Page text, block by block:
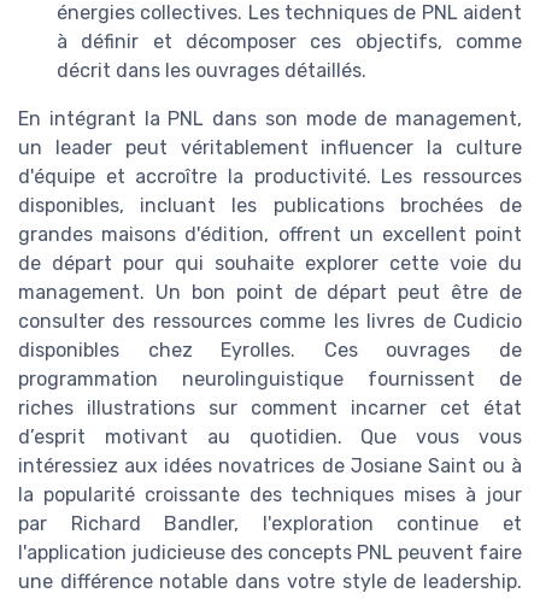
énergies collectives. Les techniques de PNL aident
à définir et décomposer ces objectifs, comme
décrit dans les ouvrages détaillés.
En intégrant la PNL dans son mode de management,
un leader peut véritablement influencer la culture
d'équipe et accroître la productivité. Les ressources
disponibles, incluant les publications brochées de
grandes maisons d'édition, offrent un excellent point
de départ pour qui souhaite explorer cette voie du
management. Un bon point de départ peut être de
consulter des ressources comme les livres de Cudicio
disponibles chez Eyrolles. Ces ouvrages de
programmation neurolinguistique fournissent de
riches illustrations sur comment incarner cet état
d’esprit motivant au quotidien. Que vous vous
intéressiez aux idées novatrices de Josiane Saint ou à
la popularité croissante des techniques mises à jour
par Richard Bandler, l'exploration continue et
l'application judicieuse des concepts PNL peuvent faire
une différence notable dans votre style de leadership.